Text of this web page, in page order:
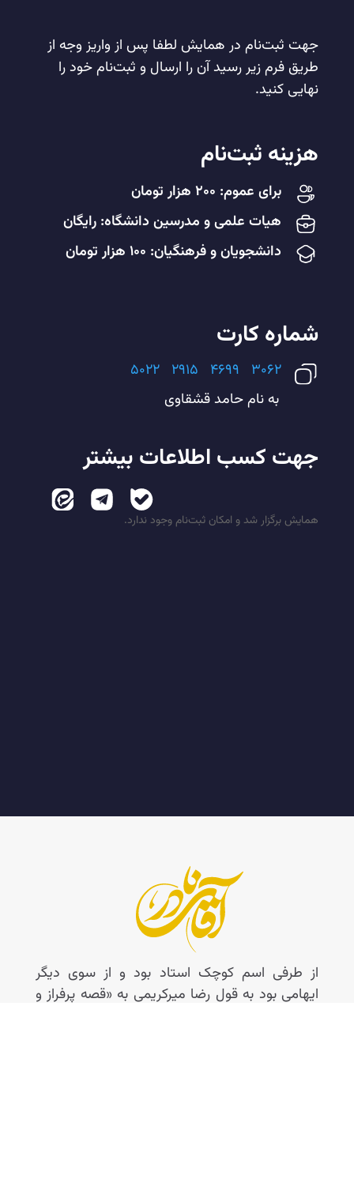
همایش برگزار شد و امکان ثبت‌نام وجود ندارد.
جهت ثبت‌نام در همایش لطفا پس از واریز وجه از
طریق فرم زیر رسید آن را ارسال و ثبت‌نام خود را
نهایی کنید.
هزینه ثبت‌نام
برای عموم: ۲۰۰ هزار تومان
هیات علمی و مدرسین دانشگاه: رایگان
دانشجویان و فرهنگیان: ۱۰۰ هزار تومان
شماره کارت
۵۰۲۲ ۲۹۱۵ ۴۶۹۹ ۳۰۶۲
به نام حامد قشقاوی
جهت کسب اطلاعات بیشتر
از طرفی اسم کوچک استاد بود و از سوی دیگر
ایهامی بود به قول رضا میرکریمی به «قصه پرفراز و